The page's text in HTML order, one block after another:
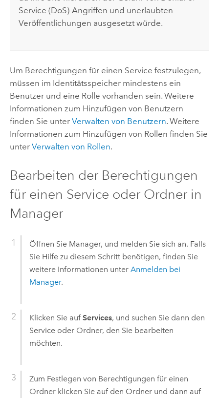
Service (DoS)-Angriffen und unerlaubten
Veröffentlichungen ausgesetzt würde.
Um Berechtigungen für einen Service festzulegen,
müssen im Identitätsspeicher mindestens ein
Benutzer und eine Rolle vorhanden sein. Weitere
Informationen zum Hinzufügen von Benutzern
finden Sie unter Verwalten von Benutzern. Weitere
Informationen zum Hinzufügen von Rollen finden Sie
unter Verwalten von Rollen.
Bearbeiten der Berechtigungen
für einen Service oder Ordner in
Manager
Öffnen Sie Manager, und melden Sie sich an. Falls
Sie Hilfe zu diesem Schritt benötigen, finden Sie
weitere Informationen unter Anmelden bei
Manager.
Klicken Sie auf Services, und suchen Sie dann den
Service oder Ordner, den Sie bearbeiten
möchten.
Zum Festlegen von Berechtigungen für einen
Ordner klicken Sie auf den Ordner und dann auf